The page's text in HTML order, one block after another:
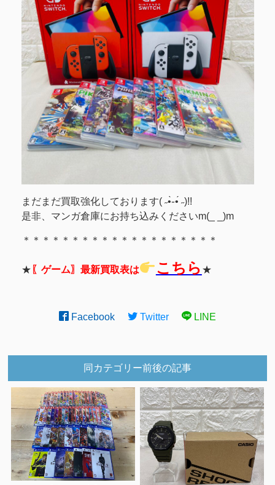
まだまだ買取強化しております( ˶•̀֊•́ ˶)!!
是非、マンガ倉庫にお持ち込みくださいm(_ _)m
＊＊＊＊＊＊＊＊＊＊＊＊＊＊＊＊＊＊＊＊
★ 〖ゲーム〗最新買取表は こちら ★
Facebook Twitter LINE
同カテゴリー前後の記事